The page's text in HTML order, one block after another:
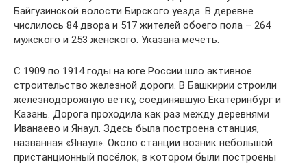
Байгузинской волости Бирского уезда. В деревне
числилось 84 двора и 517 жителей обоего пола – 264
мужского и 253 женского. Указана мечеть.
С 1909 по 1914 годы на юге России шло активное
строительство железной дороги. В Башкирии строили
железнодорожную ветку, соединявшую Екатеринбург и
Казань. Дорога проходила как раз между деревнями
Иванаево и Янаул. Здесь была построена станция,
названная «Янаул». Около станции возник небольшой
пристанционный посёлок, в котором были построены